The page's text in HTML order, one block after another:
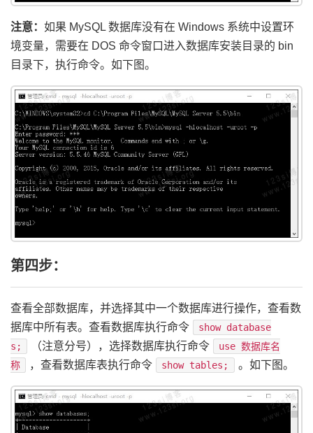
注意： 如果 MySQL 数据库没有在 Windows 系统中设置环
境变量，需要在 DOS 命令窗口进入数据库安装目录的 bin
目录下，执行命令。如下图。
第四步：
查看全部数据库，并选择其中一个数据库进行操作，查看数
据库中所有表。查看数据库执行命令
show database
s;
（注意分号），选择数据库执行命令
use 数据库名
称
，查看数据库表执行命令 show tables; 。如下图。